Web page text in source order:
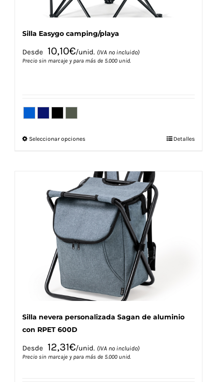
producto
Silla Easygo camping/playa
Desde 10,10€/unid. (IVA no incluido)
Precio sin marcaje y para más de 5.000 unid.
Seleccionar opcionesEste
múltiples
variantes.
Las
opciones
se
pueden
elegir
en
la
página
de
producto
Detalles
Silla nevera personalizada Sagan de aluminio
con RPET 600D
Desde 12,31€/unid. (IVA no incluido)
Precio sin marcaje y para más de 5.000 unid.